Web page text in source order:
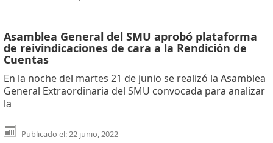
Asamblea General del SMU aprobó plataforma
de reivindicaciones de cara a la Rendición de
Cuentas
En la noche del martes 21 de junio se realizó la Asamblea
General Extraordinaria del SMU convocada para analizar
la
Publicado el: 22 junio, 2022